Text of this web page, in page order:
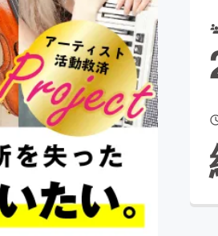
ビューティー・
for Social GoodCAMPFIRE Creation
ふるさと納税machi-ya